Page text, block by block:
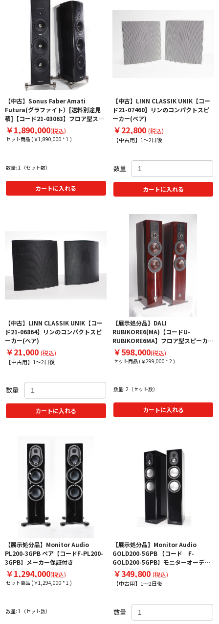
【中古】Sonus Faber Amati
Futura(グラファイト）[送料別途見
積]【コード21-03063】フロア型スピ
ーカー(ペア)
￥1,890,000(税込)
セット商品 (￥1,890,000 * 1 )
数量: 1（セット数）
カートに入れる
【中古】LINN CLASSIK UNIK【コー
ド21-07460】リンのコンパクトスピ
ーカー(ペア)
￥22,800 (税込)
【中古用】1～2日後
数量
カートに入れる
【中古】LINN CLASSIK UNIK【コー
ド21-06864】リンのコンパクトスピ
ーカー(ペア)
￥21,000 (税込)
【中古用】1～2日後
数量
カートに入れる
【展示処分品】DALI
RUBIKORE6(MA)【コードU-
RUBIKORE6MA】フロア型スピーカー
（ペア）
￥598,000(税込)
セット商品 (￥299,000 * 2 )
数量: 2（セット数）
カートに入れる
【展示処分品】Monitor Audio
PL200-3GPB ペア【コードF-PL200-
3GPB】メーカー保証付き
￥1,294,000(税込)
セット商品 (￥1,294,000 * 1 )
数量: 1（セット数）
【展示処分品】Monitor Audio
GOLD200-5GPB 【コード F-
GOLD200-5GPB】モニターオーディ
オのスピーカー
￥349,800 (税込)
【中古用】1～2日後
数量